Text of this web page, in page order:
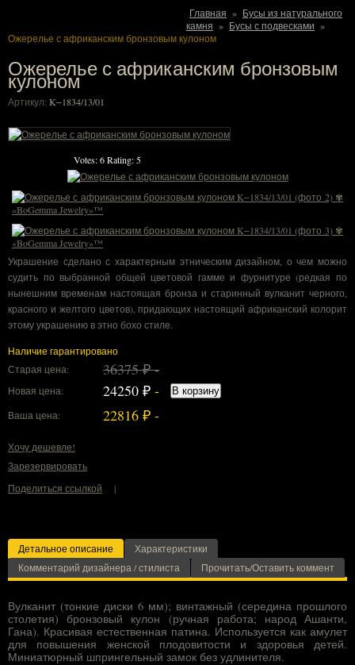
Главная » Бусы из натурального
камня » Бусы с подвесками »
Ожерелье с африканским бронзовым кулоном
Ожерелье с африканским бронзовым
кулоном
Артикул: K‒1834/13/01
Votes:6Rating: 5
Украшение сделано с характерным этническим дизайном, о чем можно
судить по выбранной общей цветовой гамме и фурнитуре (редкая по
нынешним временам настоящая бронза и старинный вулканит черного,
красного и желтого цветов), придающих настоящий африканский колорит
этому украшению в этно бохо стиле.
Наличие гарантировано
Старая цена:
36375 ₽ -
Новая цена: 24250 ₽ - В корзину
Ваша цена: 22816 ₽ -
Хочу дешевле!
Зарезервировать
Поделиться ссылкой |
Детальное описание
Характеристики
Комментарий дизайнера / стилиста
Прочитать/Оставить коммент
Вулканит (тонкие диски 6 мм); винтажный (середина прошлого
столетия) бронзовый кулон (ручная работа; народ Ашанти,
Гана). Красивая естественная патина. Используется как амулет
для повышения женской плодовитости и здоровья детей.
Миниатюрный шпрингельный замок без удлинителя.